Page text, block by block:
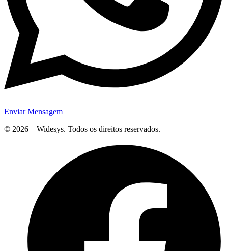
Enviar Mensagem
© 2026 – Widesys. Todos os direitos reservados.